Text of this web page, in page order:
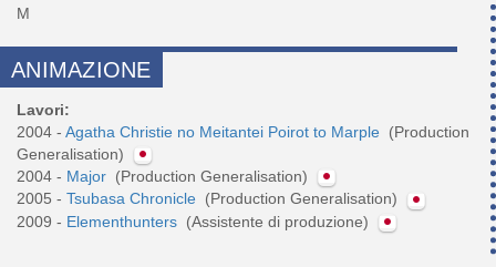
M
ANIMAZIONE
Lavori:
2004 - Agatha Christie no Meitantei Poirot to Marple (Production
Generalisation)
2004 - Major (Production Generalisation)
2005 - Tsubasa Chronicle (Production Generalisation)
2009 - Elementhunters (Assistente di produzione)